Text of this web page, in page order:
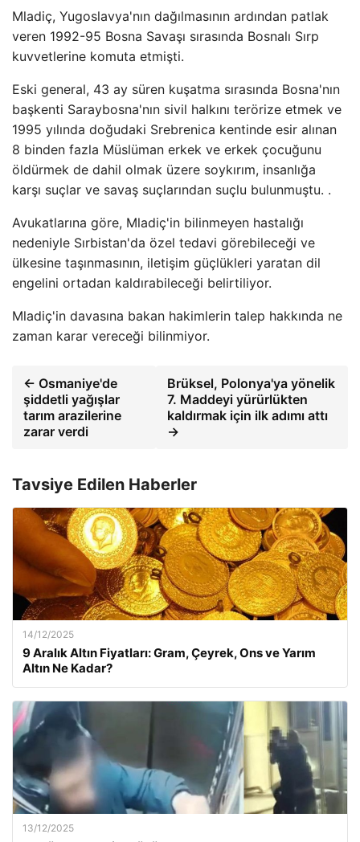
Mladiç, Yugoslavya'nın dağılmasının ardından patlak
veren 1992-95 Bosna Savaşı sırasında Bosnalı Sırp
kuvvetlerine komuta etmişti.
Eski general, 43 ay süren kuşatma sırasında Bosna'nın
başkenti Saraybosna'nın sivil halkını terörize etmek ve
1995 yılında doğudaki Srebrenica kentinde esir alınan
8 binden fazla Müslüman erkek ve erkek çocuğunu
öldürmek de dahil olmak üzere soykırım, insanlığa
karşı suçlar ve savaş suçlarından suçlu bulunmuştu. .
Avukatlarına göre, Mladiç'in bilinmeyen hastalığı
nedeniyle Sırbistan'da özel tedavi görebileceği ve
ülkesine taşınmasının, iletişim güçlükleri yaratan dil
engelini ortadan kaldırabileceği belirtiliyor.
Mladiç'in davasına bakan hakimlerin talep hakkında ne
zaman karar vereceği bilinmiyor.
← Osmaniye'de
şiddetli yağışlar
tarım arazilerine
zarar verdi
Brüksel, Polonya'ya yönelik
7. Maddeyi yürürlükten
kaldırmak için ilk adımı attı
→
Tavsiye Edilen Haberler
14/12/2025
9 Aralık Altın Fiyatları: Gram, Çeyrek, Ons ve Yarım
Altın Ne Kadar?
13/12/2025